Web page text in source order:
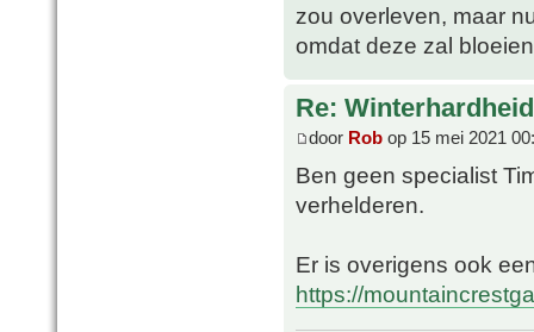
zou overleven, maar
omdat deze zal
Re:
door Rob op 15 mei 2021
Ben geen specialist
verhelderen.
Er is overigens ook
https://